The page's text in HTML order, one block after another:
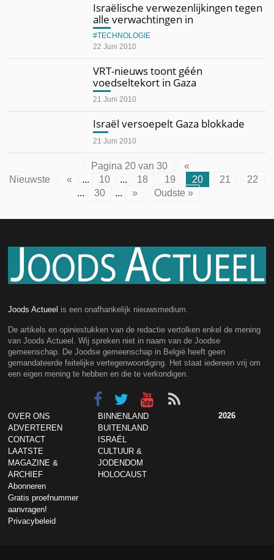
Israëlische verwezenlijkingen tegen
alle verwachtingen in
22 Juni 2010
TECHNOLOGIE
VRT-nieuws toont géén
voedseltekort in Gaza
21 Juni 2010
Israël versoepelt Gaza blokkade
21 Juni 2010
Pagina 20 van 30
«
Nieuwste
« ... 10 ... 18 19 20 21
22
...
30 ... » Oudste »
Joods Actueel is een onafhankelijk nieuwsmedium.
De artikels en opiniestukken van de redactie vertolken enkel de mening
van Joods Actueel. Wij spreken niet in naam van de Joodse
gemeenschap. De Joodse gemeenschap in België heeft geen
gemandateerde feitelijke vertegenwoordiging. Het staat iedereen vrij om
een eigen mening te hebben en die te verkondigen.
OVER ONS
ADVERTEREN
CONTACT
LAATSTE
MAGAZINE &
ARCHIEF
Abonneren
Gratis proefnummer
aanvragen!
Privacybeleid
BINNENLAND
BUITENLAND
ISRAËL
CULTUUR &
JODENDOM
HOLOCAUST
2026